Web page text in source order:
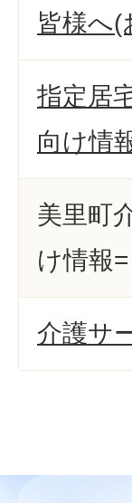
皆様へ(
指定居
向け情
美里町
け情報=
介護サ